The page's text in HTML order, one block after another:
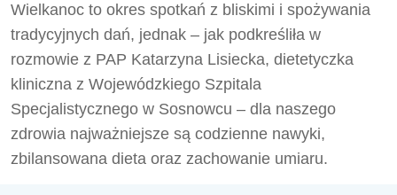
Wielkanoc to okres spotkań z bliskimi i spożywania
tradycyjnych dań, jednak – jak podkreśliła w
rozmowie z PAP Katarzyna Lisiecka, dietetyczka
kliniczna z Wojewódzkiego Szpitala
Specjalistycznego w Sosnowcu – dla naszego
zdrowia najważniejsze są codzienne nawyki,
zbilansowana dieta oraz zachowanie umiaru.